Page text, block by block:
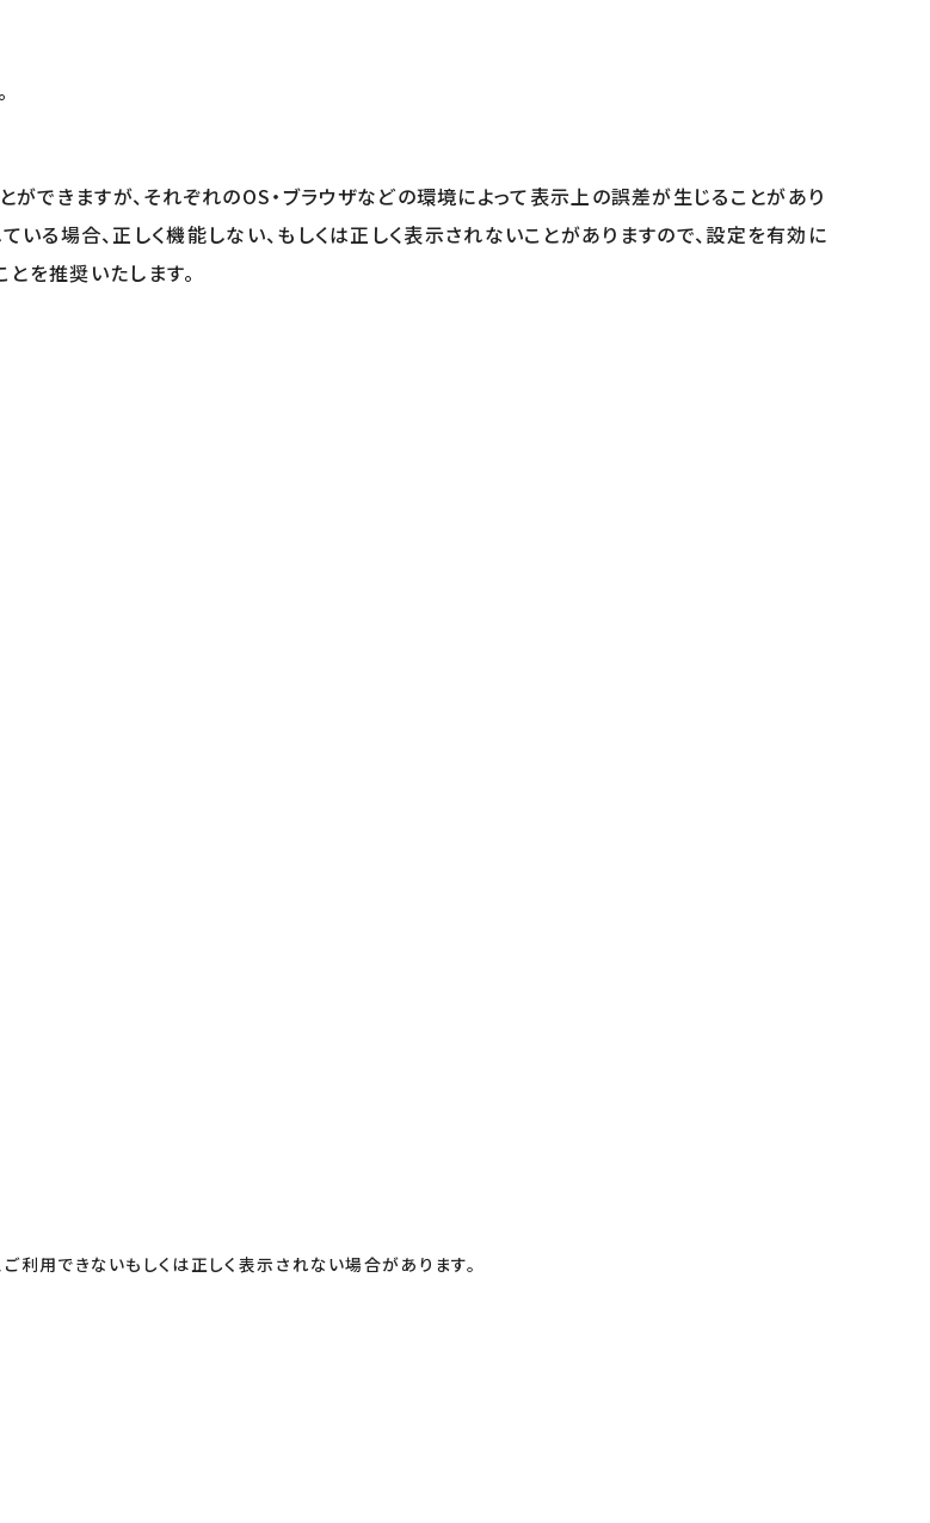
できますが、それぞれのOS・ブラウザなどの環境によって表示上の誤差が生じることがあり
る場合、正しく機能しない、もしくは正しく表示されないことがありますので、設定を有効に
を推奨いたします。
利用できないもしくは正しく表示されない場合があります。